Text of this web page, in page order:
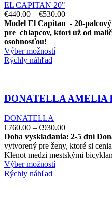
EL CAPITAN 20"
€440.00 – €530.00
Model El Capitan - 20-palcový
pre chlapcov, ktorí už od
osobnosťou!
Výber možností
Rýchly náhľad
DONATELLA AMELIA
DONATELLA
€760.00 – €930.00
Doba vyskladania: 2-5 dní
vytvorený pre ženy, ktoré si
Klenot medzi mestskými
Výber možností
Rýchly náhľad